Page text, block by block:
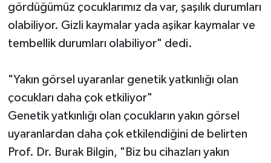
gördüğümüz çocuklarımız da var, şaşılık durumları
olabiliyor. Gizli kaymalar yada aşikar kaymalar ve
tembellik durumları olabiliyor" dedi.
"Yakın görsel uyaranlar genetik yatkınlığı olan
çocukları daha çok etkiliyor"
Genetik yatkınlığı olan çocukların yakın görsel
uyaranlardan daha çok etkilendiğini de belirten
Prof. Dr. Burak Bilgin, "Biz bu cihazları yakın